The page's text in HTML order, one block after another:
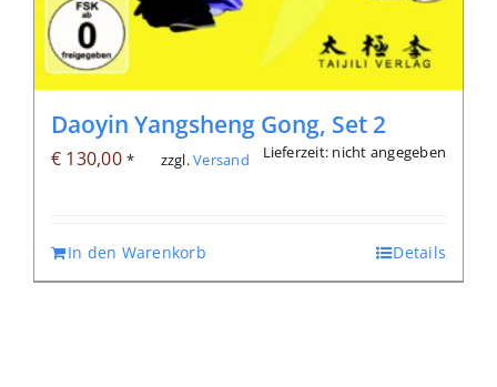
Daoyin Yangsheng Gong, Set 2
€ 130,00 * zzgl.Versand Lieferzeit: nicht angegeben
In den Warenkorb Details